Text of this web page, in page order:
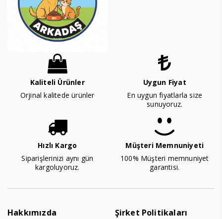
Kaliteli Ürünler
Orjinal kalitede ürünler
Uygun Fiyat
En uygun fiyatlarla size
sunuyoruz.
Hızlı Kargo
Siparişlerinizi aynı gün
kargoluyoruz.
Müşteri Memnuniyeti
100% Müşteri memnuniyet
garantisi.
Hakkımızda Şirket Politikaları